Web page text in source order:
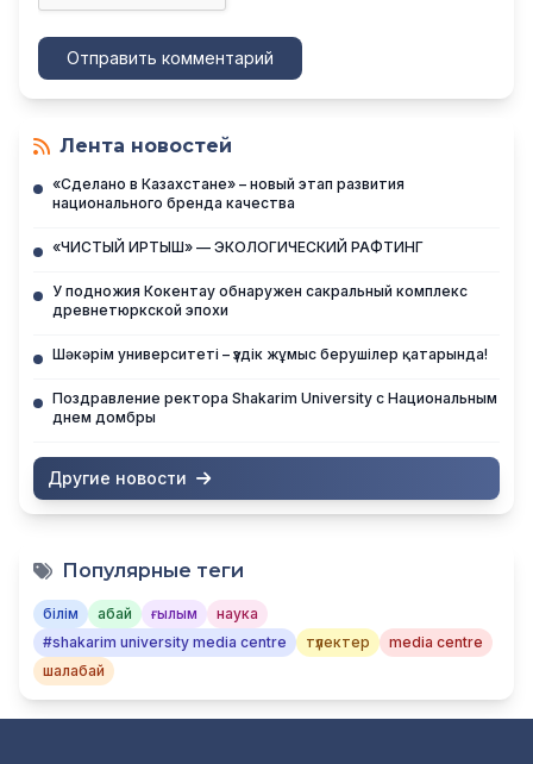
Отправить комментарий
Лента новостей
«Сделано в Казахстане» – новый этап развития
национального бренда качества
«ЧИСТЫЙ ИРТЫШ» — ЭКОЛОГИЧЕСКИЙ РАФТИНГ
У подножия Кокентау обнаружен сакральный комплекс
древнетюркской эпохи
Шәкәрім университеті – үздік жұмыс берушілер қатарында!
Поздравление ректора Shakarim University с Национальным
днем домбры
Другие новости
Популярные теги
білім абай ғылым
наука
#shakarim university media centre
түлектер
media centre
шалабай